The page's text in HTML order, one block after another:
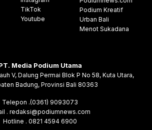
TikTok
Youtube
Podium Kreatif
Urban Bali
Menot Sukadana
Media Podium Utama
V, Dalung Permai Blok P No 58, Kuta Utara,
Badung, Provinsi Bali 80363
Telepon .(0361) 9093073
. redaksi@podiumnews.com
Hotline . 0821 4594 6900